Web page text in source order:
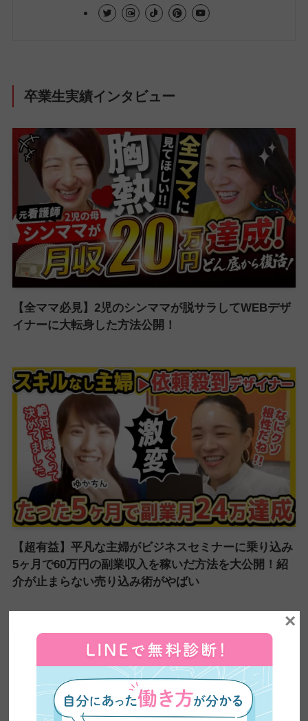
卒業生実績インタビュー
【全ママ必見】2児のシンママが脱サラしてWEBデザ
イナーに大転身した方法公開！
【超有益】平凡な主婦がビジネスセミナーに乗り込み
5ヶ月で60万円の副業収入を稼いだ方法を大公開！紹
介が止まらない売り込み術がやばい
×